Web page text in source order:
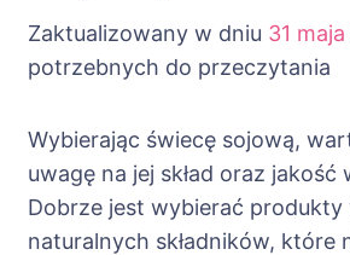
Zaktualizowany w dniu 31
potrzebnych do przeczytania
Wybierając świecę sojową,
uwagę na jej skład oraz jakość
Dobrze jest wybierać produkty
naturalnych składników, które